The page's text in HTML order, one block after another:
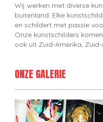
Wij werken met diverse
buitenland. Elke
en schildert met passie
Onze kunstschilders
ook uit Zuid-Amerika, Zuid-
ONZE GALERIE